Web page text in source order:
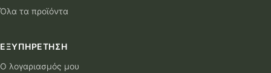
Όλα τα προϊόντα
ΕΞΥΠΗΡΈΤΗΣΗ
Ο λογαριασμός μου